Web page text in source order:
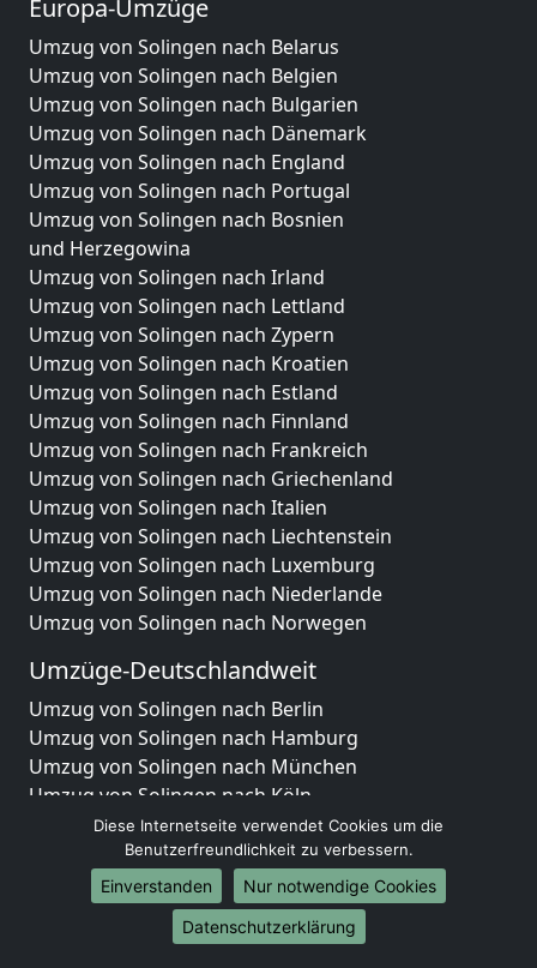
Europa-Umzüge
Umzug von Solingen nach Belarus
Umzug von Solingen nach Belgien
Umzug von Solingen nach Bulgarien
Umzug von Solingen nach Dänemark
Umzug von Solingen nach England
Umzug von Solingen nach Portugal
Umzug von Solingen nach Bosnien
und Herzegowina
Umzug von Solingen nach Irland
Umzug von Solingen nach Lettland
Umzug von Solingen nach Zypern
Umzug von Solingen nach Kroatien
Umzug von Solingen nach Estland
Umzug von Solingen nach Finnland
Umzug von Solingen nach Frankreich
Umzug von Solingen nach Griechenland
Umzug von Solingen nach Italien
Umzug von Solingen nach Liechtenstein
Umzug von Solingen nach Luxemburg
Umzug von Solingen nach Niederlande
Umzug von Solingen nach Norwegen
Umzüge-Deutschlandweit
Umzug von Solingen nach Berlin
Umzug von Solingen nach Hamburg
Umzug von Solingen nach München
Umzug von Solingen nach Köln
Umzug von Solingen nach Frankfurt am Main
Umzug von Solingen nach Stuttgart
Umzug von Solingen nach Düsseldorf
Umzug von Solingen nach Leipzig
Umzug von Solingen nach Dortmund
Diese Internetseite verwendet Cookies um die
Benutzerfreundlichkeit zu verbessern.
Einverstanden
Nur notwendige Cookies
Datenschutzerklärung